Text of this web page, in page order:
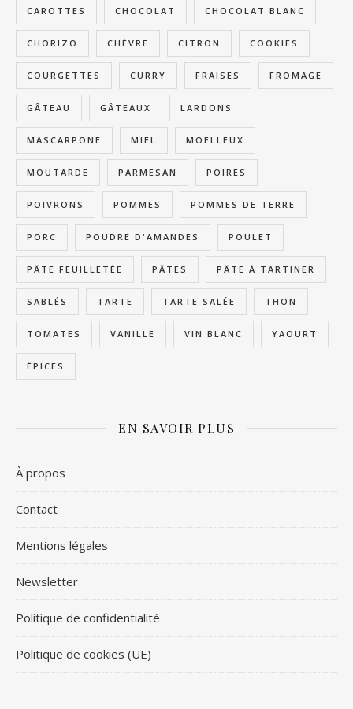
CAROTTES CHOCOLAT CHOCOLAT BLANC
CHORIZO CHÈVRE CITRON COOKIES
COURGETTES CURRY FRAISES FROMAGE
GÂTEAU GÂTEAUX LARDONS
MASCARPONE MIEL MOELLEUX
MOUTARDE PARMESAN POIRES
POIVRONS POMMES POMMES DE TERRE
PORC POUDRE D'AMANDES POULET
PÂTE FEUILLETÉE PÂTES PÂTE À TARTINER
SABLÉS TARTE TARTE SALÉE THON
TOMATES VANILLE VIN BLANC YAOURT
ÉPICES
EN SAVOIR PLUS
À propos
Contact
Mentions légales
Newsletter
Politique de confidentialité
Politique de cookies (UE)